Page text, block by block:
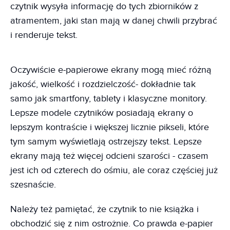
czytnik wysyła informację do tych zbiorników z
atramentem, jaki stan mają w danej chwili przybrać
i renderuje tekst.
Oczywiście e-papierowe ekrany mogą mieć różną
jakość, wielkość i rozdzielczość- dokładnie tak
samo jak smartfony, tablety i klasyczne monitory.
Lepsze modele czytników posiadają ekrany o
lepszym kontraście i większej licznie pikseli, które
tym samym wyświetlają ostrzejszy tekst. Lepsze
ekrany mają też więcej odcieni szarości - czasem
jest ich od czterech do ośmiu, ale coraz częściej już
szesnaście.
Należy też pamiętać, że czytnik to nie książka i
obchodzić się z nim ostrożnie. Co prawda e-papier